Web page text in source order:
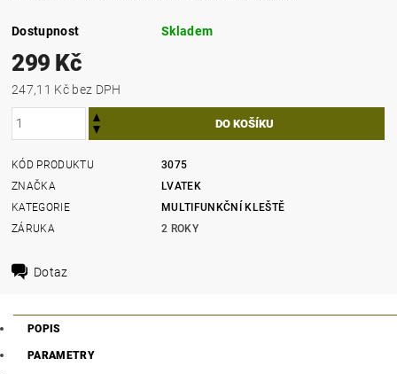
Dostupnost Skladem
299 Kč
247,11 Kč bez DPH
KÓD PRODUKTU
3075
ZNAČKA
LVATEK
KATEGORIE
MULTIFUNKČNÍ KLEŠTĚ
ZÁRUKA
2 ROKY
Dotaz
POPIS
PARAMETRY